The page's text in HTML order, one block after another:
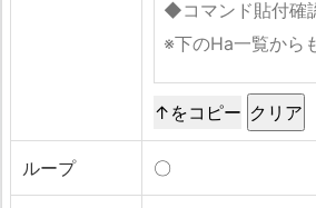
↑をコピー
ループ 〇